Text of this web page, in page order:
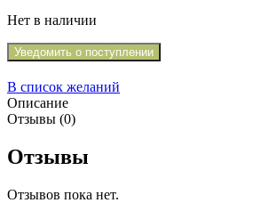
Нет в наличии
Уведомить о поступлении
В список желаний
Описание
Отзывы (0)
Отзывы
Отзывов пока нет.